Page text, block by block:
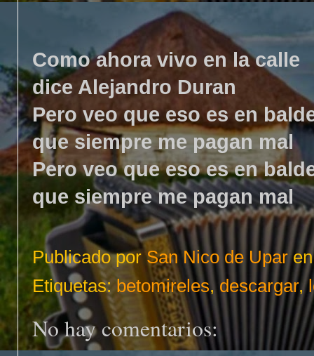
Como ahora vivo en la calle
dice Alejandro Duran
Pero veo que eso es en
que siempre me pagan mal
Pero veo que eso es en
que siempre me pagan mal
Publicado porSan Nico de Upar
Etiquetas: betomireles, descargar,
No hay comentarios: